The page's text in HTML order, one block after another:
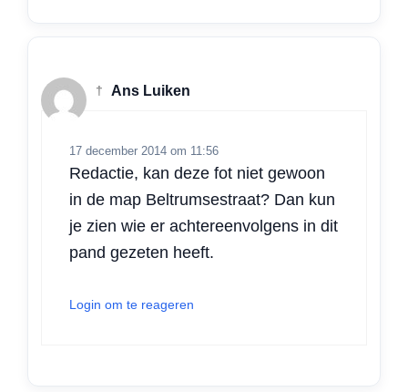
† Ans Luiken
17 december 2014 om 11:56
Redactie, kan deze fot niet gewoon
in de map Beltrumsestraat? Dan kun
je zien wie er achtereenvolgens in dit
pand gezeten heeft.
Login om te reageren